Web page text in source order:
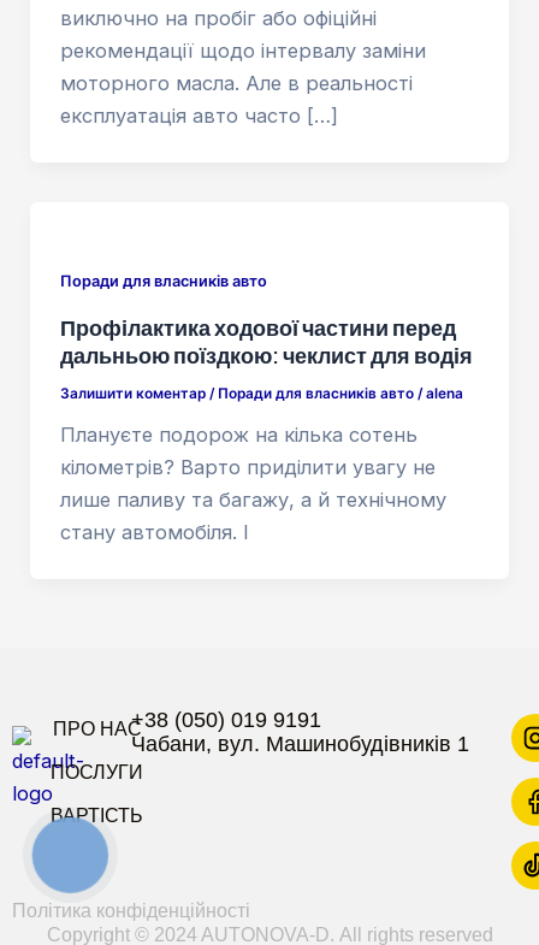
виключно на пробіг або офіційні
рекомендації щодо інтервалу заміни
моторного масла. Але в реальності
експлуатація авто часто […]
Поради для власників авто
Профілактика ходової частини перед
дальньою поїздкою: чеклист для водія
Залишити коментар / Поради для власників авто/alena
Плануєте подорож на кілька сотень
кілометрів? Варто приділити увагу не
лише паливу та багажу, а й технічному
стану автомобіля. І
ПРО НАС
ПОСЛУГИ
ВАРТІСТЬ
+38 (050) 019 9191
Чабани, вул. Машинобудівників 1
Copyright © 2024 AUTONOVA-D. All rights reserved
Політика конфіденційності